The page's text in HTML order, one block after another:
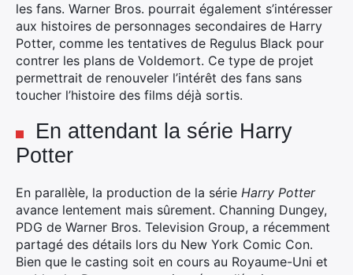
les fans. Warner Bros. pourrait également s’intéresser
aux histoires de personnages secondaires de Harry
Potter, comme les tentatives de Regulus Black pour
contrer les plans de Voldemort. Ce type de projet
permettrait de renouveler l’intérêt des fans sans
toucher l’histoire des films déjà sortis.
En attendant la série Harry
Potter
En parallèle, la production de la série Harry Potter
avance lentement mais sûrement. Channing Dungey,
PDG de Warner Bros. Television Group, a récemment
partagé des détails lors du New York Comic Con.
Bien que le casting soit en cours au Royaume-Uni et